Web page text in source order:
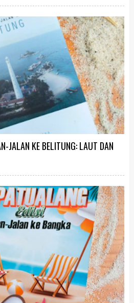
JALAN KE BELITUNG: LAUT DAN